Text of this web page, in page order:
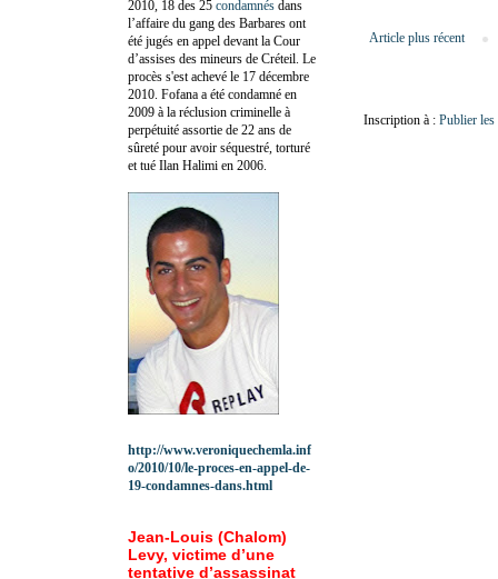
Article plus récent
Inscription à : Publier
2010, 18 des 25 condamnés dans
l’affaire du gang des Barbares ont
été jugés en appel devant la Cour
d’assises des mineurs de Créteil. Le
procès s'est achevé le 17 décembre
2010. Fofana a été condamné en
2009 à la réclusion criminelle à
perpétuité assortie de 22 ans de
sûreté pour avoir séquestré, torturé
et tué Ilan Halimi en 2006.
http://www.veroniquechemla.inf
o/2010/10/le-proces-en-appel-de-
19-condamnes-dans.html
Jean-Louis (Chalom)
Levy, victime d’une
tentative d’assassinat